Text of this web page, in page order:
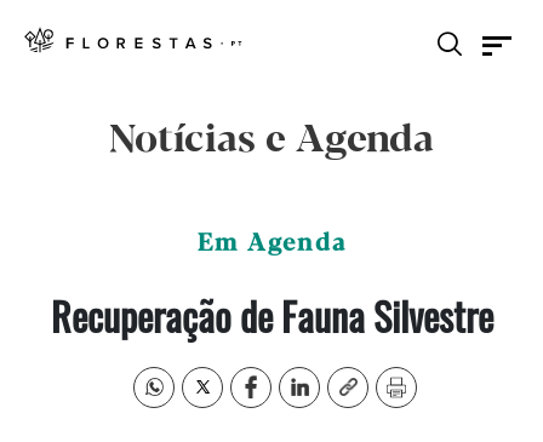
Notícias e Agenda
Em Agenda
Recuperação de Fauna Silvestre